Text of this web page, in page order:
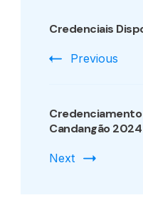
Navigation
Credenciais
Previous
Credenciamento
Candangão 2024
Next